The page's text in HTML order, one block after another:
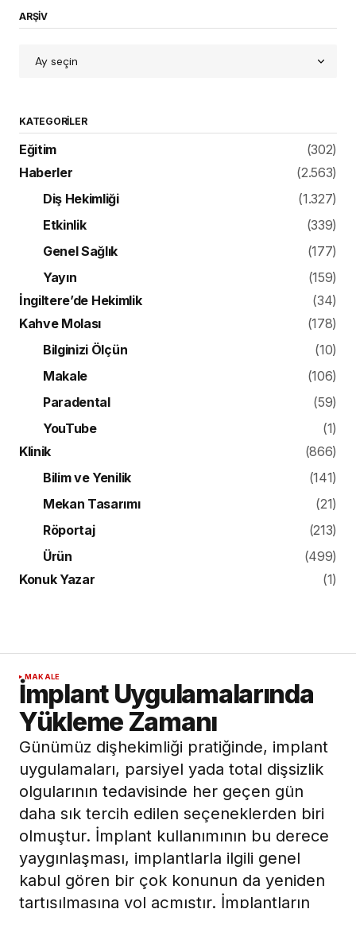
ARŞİV
KATEGORILER
Eğitim
(302)
Haberler
(2.563)
Diş Hekimliği
(1.327)
Etkinlik
(339)
Genel Sağlık
(177)
Yayın
(159)
İngiltere’de Hekimlik
(34)
Kahve Molası
(178)
Bilginizi Ölçün
(10)
Makale
(106)
Paradental
(59)
YouTube
(1)
Klinik
(866)
Bilim ve Yenilik
(141)
Mekan Tasarımı
(21)
Röportaj
(213)
Ürün
(499)
Konuk Yazar
(1)
MAKALE
İmplant Uygulamalarında
Yükleme Zamanı
Günümüz dişhekimliği pratiğinde, implant
uygulamaları, parsiyel yada total dişsizlik
olgularının tedavisinde her geçen gün
daha sık tercih edilen seçeneklerden biri
olmuştur. İmplant kullanımının bu derece
yaygınlaşması, implantlarla ilgili genel
kabul gören bir çok konunun da yeniden
tartışılmasına yol açmıştır. İmplantların